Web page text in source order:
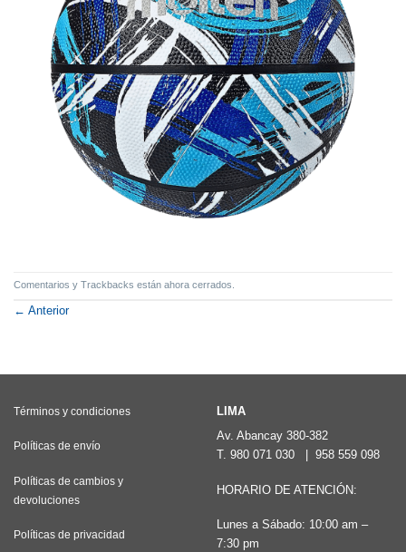
Comentarios y Trackbacks están ahora cerrados.
← Anterior
Términos y condiciones
Políticas de envío
Políticas de cambios y
devoluciones
Políticas de privacidad
LIMA
Av. Abancay 380-382
T. 980 071 030 958 559 098
HORARIO DE ATENCIÓN:
Lunes a Sábado: 10:00 am –
7:30 pm